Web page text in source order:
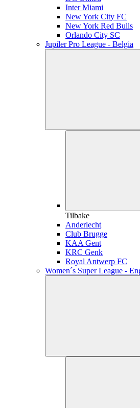
Inter Miami
New York City FC
New York Red Bulls
Orlando City SC
Jupiler Pro League - Belgia
Tilbake
Anderlecht
Club Brugge
KAA Gent
KRC Genk
Royal Antwerp FC
Women´s Super League -